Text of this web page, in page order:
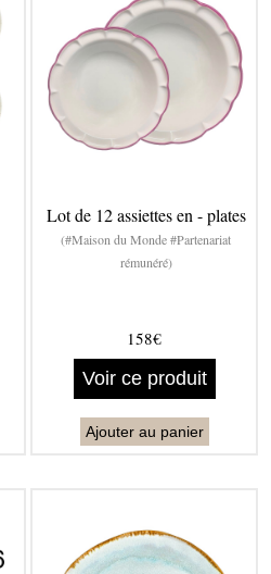
Lot de 12 assiettes en - plates
(#Maison du Monde #Partenariat
rémunéré)
158€
Voir ce produit
Ajouter au panier